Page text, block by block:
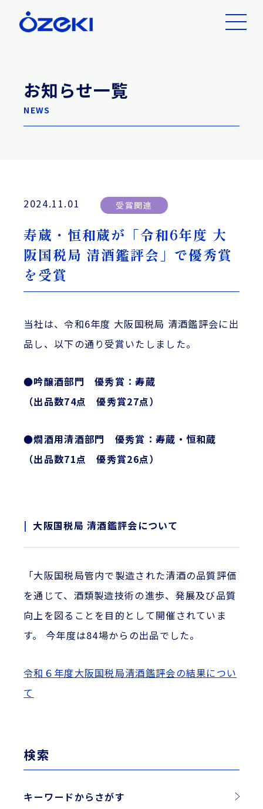
お知らせ一覧
NEWS
検索
キーワードからさがす
2024.11.01 受賞関連
寿蔵・恒和蔵が「令和6年度 大
阪国税局 清酒鑑評会」で優秀賞
を受賞
当社は、令和6年度 大阪国税局 清酒鑑評会に出
品し、以下の通り受賞いたしました。
●吟醸酒部門 優秀賞：寿蔵
（出品数74点 優秀賞27点）
●燗酒用清酒部門 優秀賞：寿蔵・恒和蔵
（出品数71点 優秀賞26点）
大阪国税局 清酒鑑評会について
「大阪国税局管内で製造された清酒の品質評価
を通じて、酒類製造技術の進歩、発展及び品質
向上を図ることを目的として開催されていま
す。 今年度は84場からの出品でした。
令和６年度大阪国税局清酒鑑評会の結果につい
て